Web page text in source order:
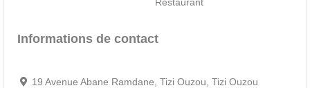
Informations de contact
19 Avenue Abane Ramdane, Tizi Ouzou, Tizi Ouzou